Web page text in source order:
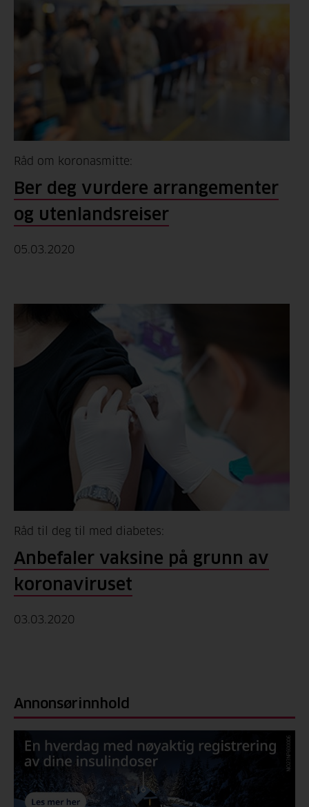
Råd om koronasmitte:
Ber deg vurdere arrangementer
og utenlandsreiser
05.03.2020
Råd til deg til med diabetes:
Anbefaler vaksine på grunn av
koronaviruset
03.03.2020
Annonsørinnhold